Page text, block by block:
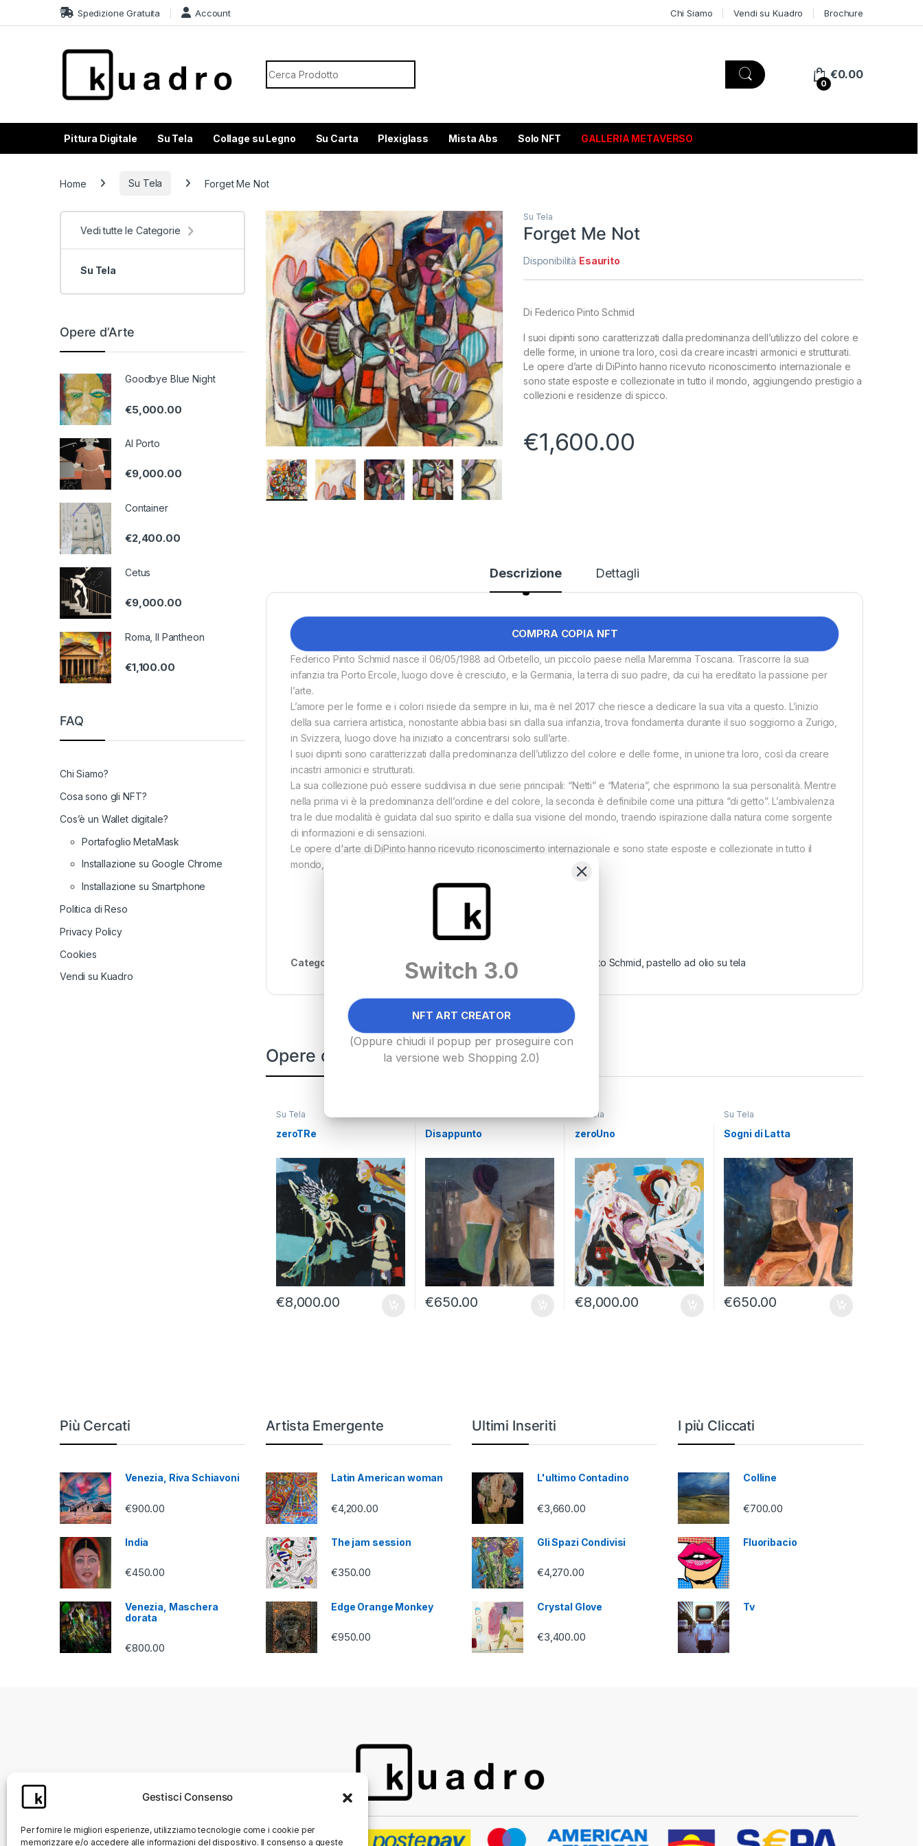
Gestisci Consenso
Per fornire le migliori esperienze, utilizziamo tecnologie come i cookie per
memorizzare e/o accedere alle informazioni del dispositivo. Il consenso a queste
Skip to navigation
Skip to content Spedizione Gratuita Account Chi Siamo Vendi su Kuadro Brochure
Search for:
0
€0.00
Pittura Digitale Su Tela Collage su Legno Su Carta Plexiglass Mista Abs Solo NFT GALLERIA METAVERSO
Home Su Tela Forget Me Not
Su Tela
Forget Me Not
Disponibilità Esaurito
Di Federico Pinto Schmid
I suoi dipinti sono caratterizzati dalla predominanza dell’utilizzo del colore e
delle forme, in unione tra loro, così da creare incastri armonici e strutturati.
Le opere d’arte di DiPinto hanno ricevuto riconoscimento internazionale e
sono state esposte e collezionate in tutto il mondo, aggiungendo prestigio a
collezioni e residenze di spicco.
€1,600.00
Descrizione Dettagli
COMPRA COPIA NFT
Federico Pinto Schmid nasce il 06/05/1988 ad Orbetello, un piccolo paese nella Maremma Toscana. Trascorre la sua
infanzia tra Porto Ercole, luogo dove è cresciuto, e la Germania, la terra di suo padre, da cui ha ereditato la passione per
l’arte.
L’amore per le forme e i colori risiede da sempre in lui, ma è nel 2017 che riesce a dedicare la sua vita a questo. L’inizio
della sua carriera artistica, nonostante abbia basi sin dalla sua infanzia, trova fondamenta durante il suo soggiorno a Zurigo,
in Svizzera, luogo dove ha iniziato a concentrarsi solo sull’arte.
I suoi dipinti sono caratterizzati dalla predominanza dell’utilizzo del colore e delle forme, in unione tra loro, così da creare
incastri armonici e strutturati.
La sua collezione può essere suddivisa in due serie principali: “Netti” e “Materia”, che esprimono la sua personalità. Mentre
nella prima vi è la predominanza dell’ordine e del colore, la seconda è definibile come una pittura “di getto”. L’ambivalenza
tra le due modalità è guidata dal suo spirito e dalla sua visione del mondo, traendo ispirazione dalla natura come sorgente
di informazioni e di sensazioni.
Le opere d'arte di DiPinto hanno ricevuto riconoscimento internazionale e sono state esposte e collezionate in tutto il
mondo, aggiungendo prestigio a collezioni e residenze di spicco.
Categoria: Tag: acrilico, acrilico su tela Federico Pinto Schmid ,pastello ad olio su tela
Opere correlate
Su Tela
zeroTRe
€8,000.00
Disappunto
€650.00
Su Tela
zeroUno
€8,000.00
Su Tela
Sogni di Latta
€650.00
Vedi tutte le Categorie
Su Tela
Opere d’Arte
Goodbye Blue Night
€5,000.00
Al Porto
€9,000.00
Container
€2,400.00
Cetus
€9,000.00
Roma, Il Pantheon
€1,100.00
FAQ
Chi Siamo?
Cosa sono gli NFT?
Cos’è un Wallet digitale?
Portafoglio MetaMask
Installazione su Google Chrome
Installazione su Smartphone
Politica di Reso
Privacy Policy
Cookies
Vendi su Kuadro
Più Cercati
Venezia, Riva Schiavoni
€900.00
India
€450.00
Venezia, Maschera
dorata
€800.00
Artista Emergente
Latin American woman
€4,200.00
The jam session
€350.00
Edge Orange Monkey
€950.00
Ultimi Inseriti
L'ultimo Contadino
€3,660.00
Gli Spazi Condivisi
€4,270.00
Crystal Glove
€3,400.00
I più Cliccati
Colline
€700.00
Fluoribacio
Tv
Switch 3.0
NFT ART CREATOR
(Oppure chiudi il popup per proseguire con
la versione web Shopping 2.0)